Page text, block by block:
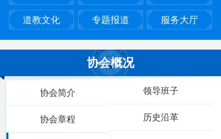
道教文化 专题报道 服务大厅
协会概况
协会简介 领导班子
协会章程 历史沿革